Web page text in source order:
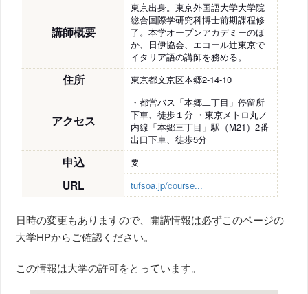
講師概要
東京出身。東京外国語大学大学院
総合国際学研究科博士前期課程修
了。本学オープンアカデミーのほ
か、日伊協会、エコール辻東京で
イタリア語の講師を務める。
住所 東京都文京区本郷2-14-10
アクセス
・都営バス「本郷二丁目」停留所
下車、徒歩１分 ・東京メトロ丸ノ
内線「本郷三丁目」駅（M21）2番
出口下車、徒歩5分
申込 要
URL tufsoa.jp/course...
日時の変更もありますので、開講情報は必ずこのページの
大学HPからご確認ください。
この情報は大学の許可をとっています。